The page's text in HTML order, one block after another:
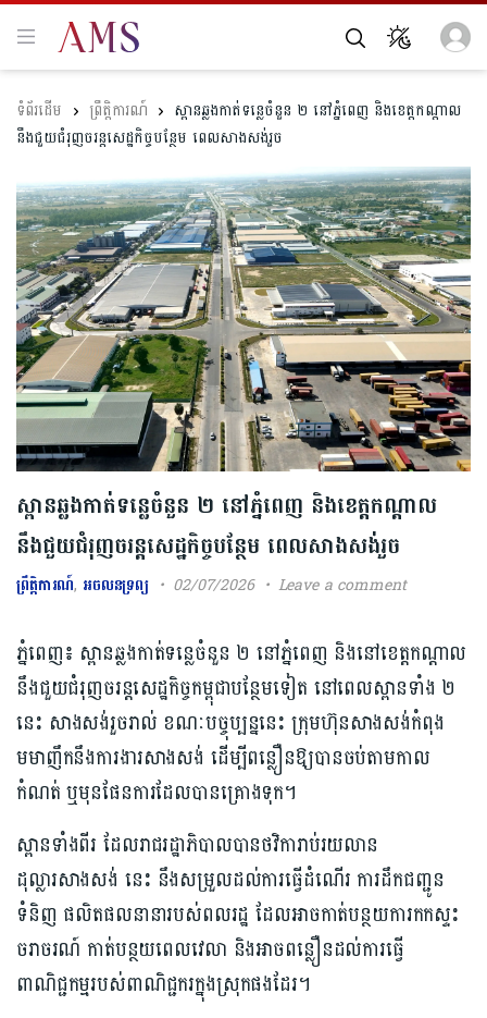
ព្រឹត្តិការណ៍
ស្ពាន​ឆ្លងកាត់ទន្លេចំនួន ២ នៅ​ភ្នំពេញ និងខេត្តកណ្ដាល
នឹងជួយជំរុញ​ចរន្ត​សេដ្ឋកិច្ច​បន្ថែម ​ពេលសាងសង់​រួច​
ស្ពាន​ឆ្លងកាត់ទន្លេចំនួន ២ នៅ​ភ្នំពេញ និងខេត្តកណ្ដាល
នឹងជួយជំរុញ​ចរន្ត​សេដ្ឋកិច្ច​បន្ថែម ​ពេលសាងសង់​រួច​
ព្រឹត្តិការណ៍, អចលនទ្រព្យ 02/07/2026 Leave a comment
ភ្នំពេញ៖ ស្ពានឆ្លងកាត់ទន្លេចំនួន ២ នៅភ្នំពេញ និងនៅខេត្តកណ្ដាល
នឹងជួយជំរុញចរន្តសេដ្ឋកិច្ចកម្ពុជាបន្ថែមទៀត នៅពេលស្ពានទាំង ២
នេះ សាងសង់រួចរាល់ ខណៈបច្ចុប្បន្ននេះ ក្រុមហ៊ុនសាងសង់កំពុង
មមាញឹកនឹងការងារសាងសង់ ដើម្បីពន្លឿនឱ្យបានចប់តាមកាល
កំណត់ ឬមុនផែនការដែលបានគ្រោងទុក។
ស្ពានទាំងពីរ ដែលរាជរដ្ឋាភិបាលបានថវិការាប់រយលាន
ដុល្លារសាងសង់ នេះ នឹងសម្រួលដល់ការធ្វើដំណើរ ការដឹកជញ្ជូន
ទំនិញ ផលិតផលនានារបស់ពលរដ្ឋ ដែលអាចកាត់បន្ថយការកកស្ទះ
ចរាចរណ៍ កាត់បន្ថយពេលវេលា និងអាចពន្លឿនដល់ការធ្វើ
ពាណិជ្ជកម្មរបស់ពាណិជ្ជករក្នុងស្រុកផងដែរ។